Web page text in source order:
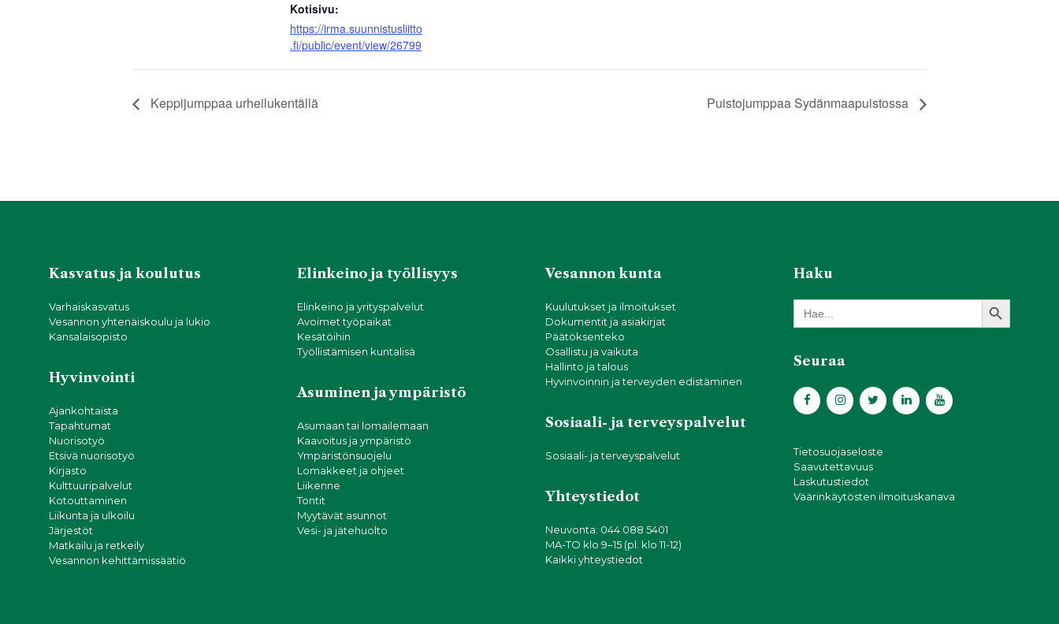
Kotisivu:
https://irma.suunnistusliitto
.fi/public/event/view/26799
Keppijumppaa urheilukentällä Puistojumppaa Sydänmaapuistossa
Kasvatus ja koulutus
Varhaiskasvatus
Vesannon yhtenäiskoulu ja lukio
Kansalaisopisto
Hyvinvointi
Ajankohtaista
Tapahtumat
Nuorisotyö
Etsivä nuorisotyö
Kirjasto
Kulttuuripalvelut
Kotouttaminen
Liikunta ja ulkoilu
Järjestöt
Matkailu ja retkeily
Vesannon kehittämissäätiö
Elinkeino ja työllisyys
Elinkeino ja yrityspalvelut
Avoimet työpaikat
Kesätöihin
Työllistämisen kuntalisä
Asuminen ja ympäristö
Asumaan tai lomailemaan
Kaavoitus ja ympäristö
Ympäristönsuojelu
Lomakkeet ja ohjeet
Liikenne
Tontit
Myytävät asunnot
Vesi- ja jätehuolto
Vesannon kunta
Kuulutukset ja ilmoitukset
Dokumentit ja asiakirjat
Päätöksenteko
Osallistu ja vaikuta
Hallinto ja talous
Hyvinvoinnin ja terveyden edistäminen
Sosiaali- ja terveyspalvelut
Sosiaali- ja terveyspalvelut
Yhteystiedot
Neuvonta: 044 088 5401
MA-TO klo 9–15 (pl. klo 11-12)
Kaikki yhteystiedot
Haku
Search
for:
Search Button
Seuraa
Tietosuojaseloste
Saavutettavuus
Laskutustiedot
Väärinkäytösten ilmoituskanava